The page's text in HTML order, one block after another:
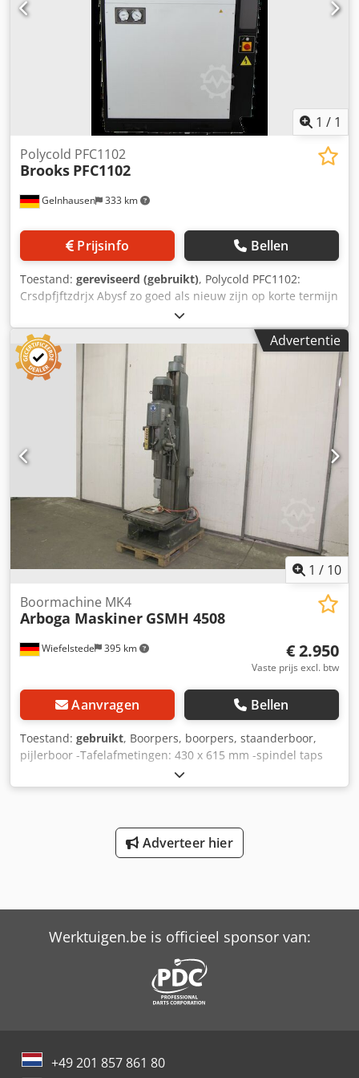
1 / 1
Gelnhausen 333 km
Polycold PFC1102
Brooks PFC1102
Prijsinfo Bellen
Toestand: gereviseerd (gebruikt), Polycold PFC1102:
Crsdpfjftzdrjx Abysf zo goed als nieuw zijn op korte termijn
Advertentie
1 / 10
Wiefelstede 395 km
Boormachine MK4
Arboga Maskiner GSMH 4508
€ 2.950
Vaste prijs excl. btw
Aanvragen Bellen
Toestand: gebruikt, Boorpers, boorpers, staanderboor,
pijlerboor -Tafelafmetingen: 430 x 615 mm -spindel taps
toelopen: MK4 -Projectie: 365 mm -Snelheden: 63-800 rpm
-Spindelslag: 195 mm -Verzending -Voedsel: 0,1-0,4
Adverteer hier
Werktuigen.be is officieel sponsor van:
+49 201 857 861 80